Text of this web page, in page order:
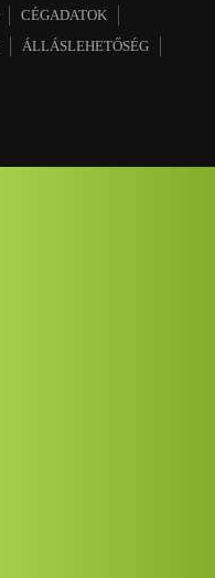
CÉGADATOK
ÁLLÁSLEHETŐSÉG